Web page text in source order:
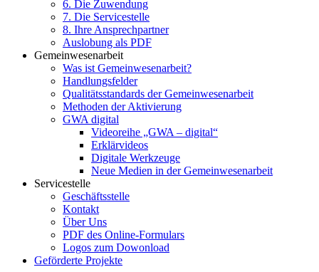
6. Die Zuwendung
7. Die Servicestelle
8. Ihre Ansprechpartner
Auslobung als PDF
Gemeinwesenarbeit
Was ist Gemeinwesenarbeit?
Handlungsfelder
Qualitätsstandards der Gemeinwesenarbeit
Methoden der Aktivierung
GWA digital
Videoreihe „GWA – digital“
Erklärvideos
Digitale Werkzeuge
Neue Medien in der Gemeinwesenarbeit
Servicestelle
Geschäftsstelle
Kontakt
Über Uns
PDF des Online-Formulars
Logos zum Dowonload
Geförderte Projekte